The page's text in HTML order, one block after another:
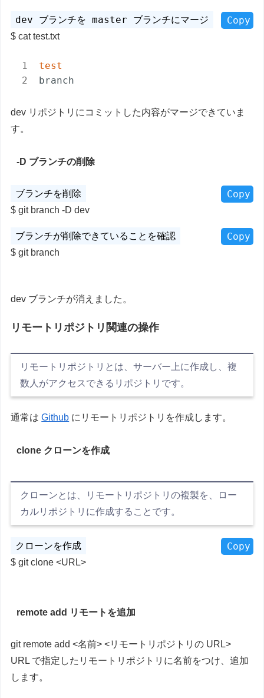
Copy
cat test.txt
test
branch
dev リポジトリにコミットした内容がマージできていま
す。
-D ブランチの削除
Copy
git branch -D dev
Copy
git branch
dev ブランチが消えました。
リモートリポジトリ関連の操作
リモートリポジトリとは、サーバー上に作成し、複
数人がアクセスできるリポジトリです。
通常はGithub にリモートリポジトリを作成します。
clone クローンを作成
クローンとは、リモートリポジトリの複製を、ロー
カルリポジトリに作成することです。
Copy
git clone <URL>
remote add リモートを追加
git remote add <名前> <リモートリポジトリの URL>
URL で指定したリモートリポジトリに名前をつけ、追加
します。